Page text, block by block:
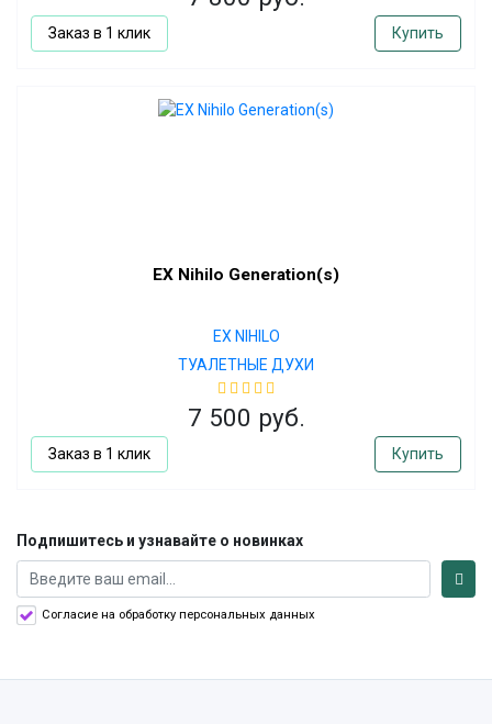
Заказ в 1 клик Купить
EX Nihilo Generation(s)
EX NIHILO
ТУАЛЕТНЫЕ ДУХИ
7 500 руб.
Заказ в 1 клик Купить
Подпишитесь и узнавайте о новинках
Согласие на обработку персональных данных